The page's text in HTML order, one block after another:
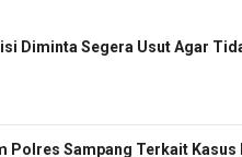
Diminta Segera Usut Agar
Polres Sampang Terkait